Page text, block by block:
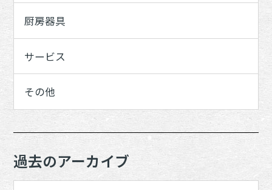
厨房器具
サービス
その他
過去のアーカイブ